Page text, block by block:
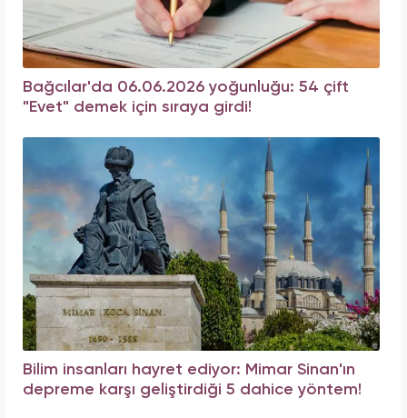
Bağcılar'da 06.06.2026 yoğunluğu: 54 çift
"Evet" demek için sıraya girdi!
Bilim insanları hayret ediyor: Mimar Sinan'ın
depreme karşı geliştirdiği 5 dahice yöntem!